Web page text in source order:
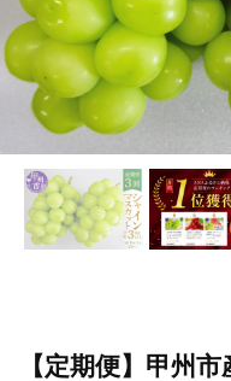
【定期便】甲州